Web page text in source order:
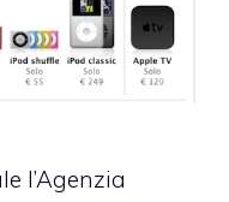
l’Agenzia